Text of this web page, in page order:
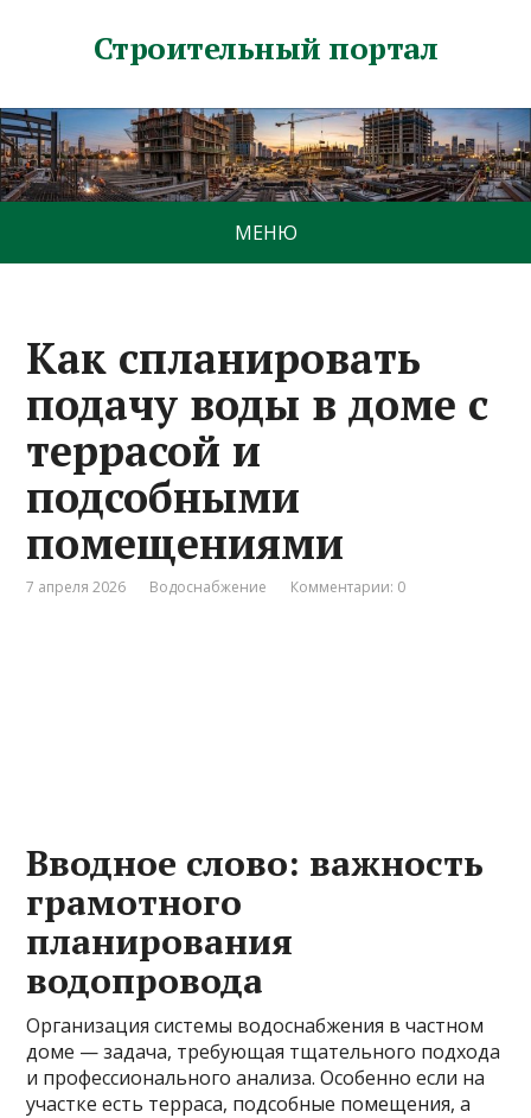
Строительный портал
МЕНЮ
Как спланировать
подачу воды в доме с
террасой и
подсобными
помещениями
7 апреля 2026 Водоснабжение Комментарии: 0
Вводное слово: важность
грамотного
планирования
водопровода
Организация системы водоснабжения в частном
доме — задача, требующая тщательного подхода
и профессионального анализа. Особенно если на
участке есть терраса, подсобные помещения, а